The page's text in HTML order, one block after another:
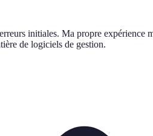
initiales. Ma propre expérience
de logiciels de gestion.